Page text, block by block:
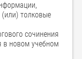
толковые
сочинения
в новом учебном